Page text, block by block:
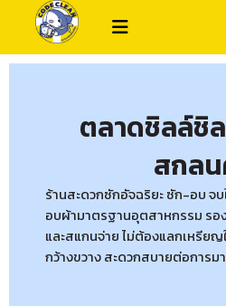
ตลาดชิลล์ชิ
สกล
ร้านสะดวกซักอัจฉริยะ ซัก-อบ จ
อบผ้ามาตรฐานอุตสาหกรรม รอ
และสแกนจ่าย ไม่ต้องแลกเหรีย
กว้างขวาง สะดวกสบายต่อการม